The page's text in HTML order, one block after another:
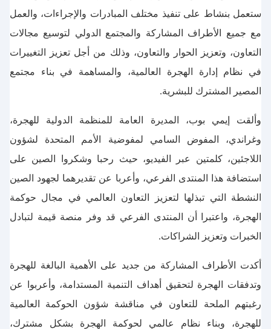
ستعمل بنشاط على تنفيذ مختلف المبادرات والإجراءات، والعمل
مع جميع الأطراف المشاركة والمجتمع الدولي لتوسيع مجالات
التعاون، وتعزيز الحوار والتعاون، وذلك من أجل تعزيز التغييرات
في نظام إدارة الهجرة العالمية، والمساهمة في بناء مجتمع
المصير المشترك للبشرية.
وألقت إيمي بوب، المديرة العامة للمنظمة الدولية للهجرة،
وغراندي، المفوض السامي لمفوضية الأمم المتحدة لشؤون
اللاجئين، كلمتين عبر الفيديو، حيث رحبا وشكروا الصين على
استضافة هذا المنتدى الفرعي، وأعربا عن تقديرهما لجهود الصين
النشطة التي تبذلها لتعزيز التعاون العالمي في مجال حوكمة
الهجرة، واعتبرا أن المنتدى الفرعي قد وفر منصة قيمة لتبادل
الخبرات وتعزيز الشراكات.
أكدت الأطراف المشاركة من جديد على الأهمية البالغة للهجرة
وتدفقات الهجرة لتحقيق أهداف التنمية المستدامة، وأعربوا عن
رغبتهم الملحة للتعاون في مناقشة شؤون الحوكمة العالمية
للهجرة، وبناء نظام عالمي لحوكمة الهجرة بشكل مشترك،